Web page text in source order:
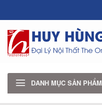
nội
dung
DANH MỤC SẢN PHẨM